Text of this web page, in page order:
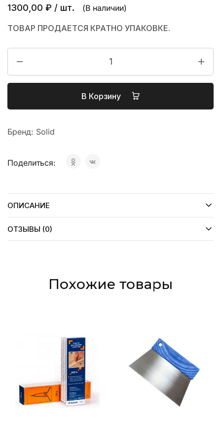
1300,00 ₽ / шт. (В наличии)
ТОВАР ПРОДАЕТСЯ КРАТНО УПАКОВКЕ.
В Корзину
Бренд: Solid
Поделиться:
ОПИСАНИЕ
ОТЗЫВЫ (0)
Похожие товары